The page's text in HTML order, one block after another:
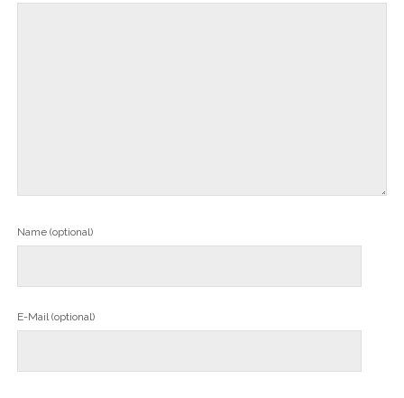
Name (optional)
E-Mail (optional)